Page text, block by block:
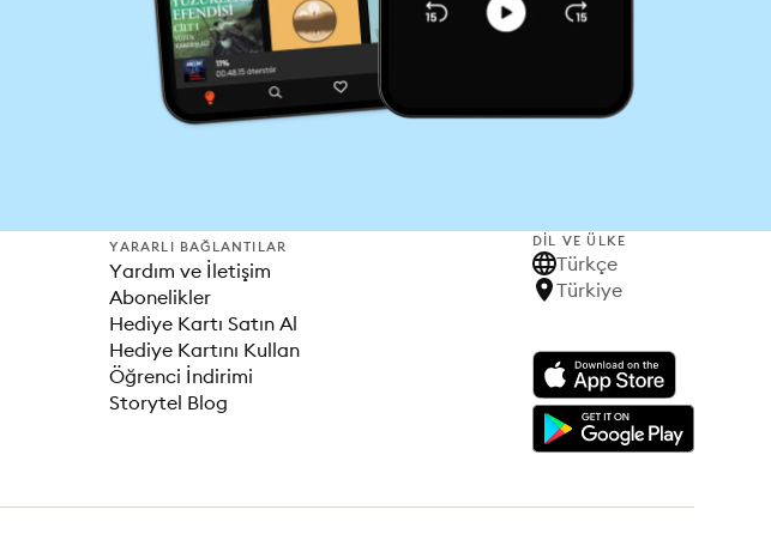
YARARLI BAĞLANTILAR
Yardım ve İletişim
Abonelikler
Hediye Kartı Satın Al
Hediye Kartını Kullan
Öğrenci İndirimi
Storytel Blog
DIL VE ÜLKE
Türkçe
Türkiye